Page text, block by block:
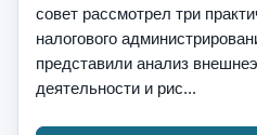
совет рассмотрел три
налогового
представили анализ
деятельности и рис...